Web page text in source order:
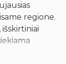
regione.